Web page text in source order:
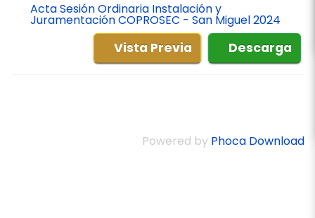
Acta Sesión Ordinaria Instalación y
Juramentación COPROSEC - San Miguel 2024
Descarga
Vista Previa
Powered by Phoca Download